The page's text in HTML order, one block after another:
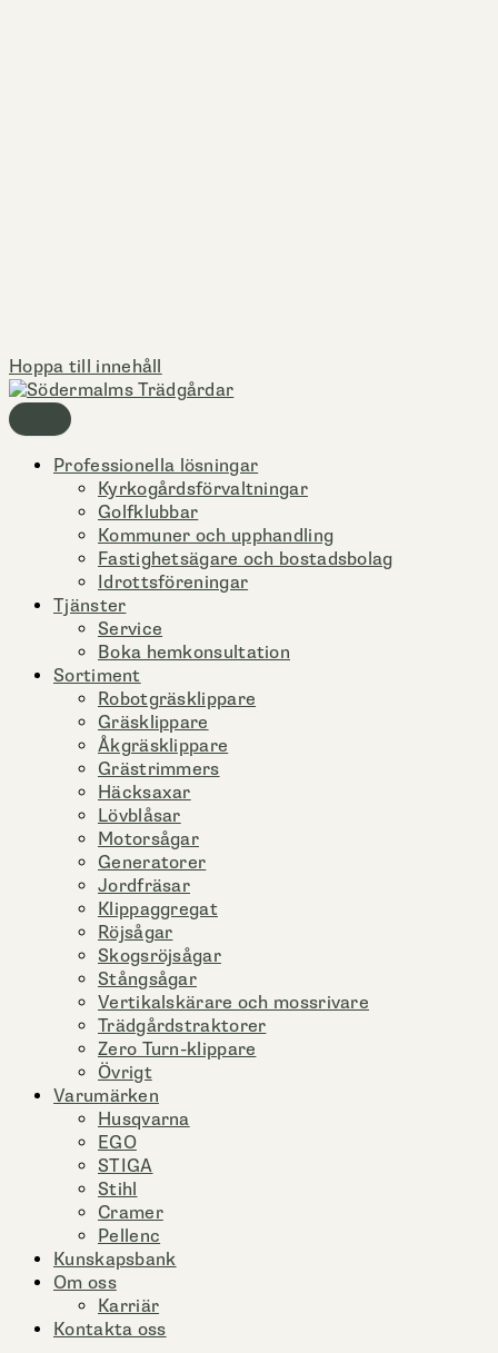
Hoppa till innehåll
Professionella lösningar
Kyrkogårdsförvaltningar
Golfklubbar
Kommuner och upphandling
Fastighetsägare och bostadsbolag
Idrottsföreningar
Tjänster
Service
Boka hemkonsultation
Sortiment
Robotgräsklippare
Gräsklippare
Åkgräsklippare
Grästrimmers
Häcksaxar
Lövblåsar
Motorsågar
Generatorer
Jordfräsar
Klippaggregat
Röjsågar
Skogsröjsågar
Stångsågar
Vertikalskärare och mossrivare
Trädgårdstraktorer
Zero Turn-klippare
Övrigt
Varumärken
Husqvarna
EGO
STIGA
Stihl
Cramer
Pellenc
Kunskapsbank
Om oss
Karriär
Kontakta oss